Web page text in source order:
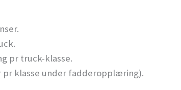
pr truck-klasse.
klasse under fadderopplæring).